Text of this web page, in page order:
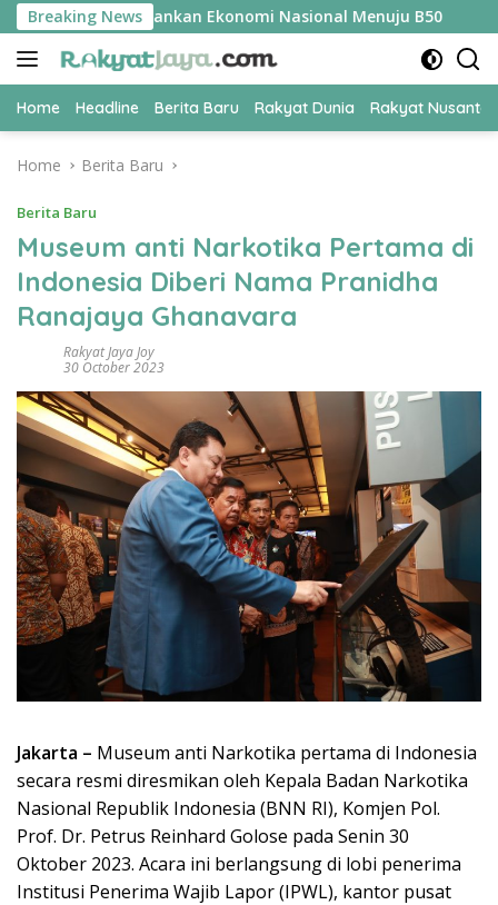
Skip
to
content
Breaking News
Kunci Amankan Ekonomi Nasional Menuju B50
Home Headline Berita Baru Rakyat Dunia Rakyat
Home Berita Baru
Berita Baru
Museum anti Narkotika Pertama di
Indonesia Diberi Nama Pranidha
Ranajaya Ghanavara
Rakyat Jaya Joy
30 October 2023
Jakarta – Museum anti Narkotika pertama di Indonesia
secara resmi diresmikan oleh Kepala Badan Narkotika
Nasional Republik Indonesia (BNN RI), Komjen Pol.
Prof. Dr. Petrus Reinhard Golose pada Senin 30
Oktober 2023. Acara ini berlangsung di lobi penerima
Institusi Penerima Wajib Lapor (IPWL), kantor pusat